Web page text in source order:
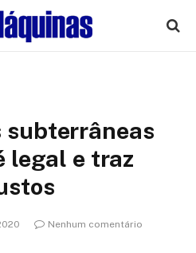
subterrâneas
legal e traz
Nenhum comentário